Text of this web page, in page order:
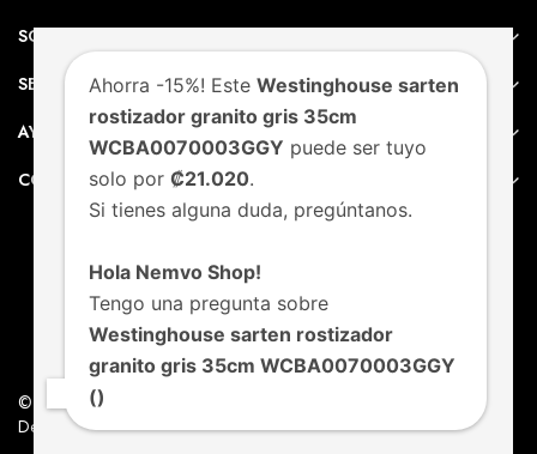
SOBRE NEMVO
SERVICIO AL CLIENTE
AYUDA
CONTACTO
© Nemvo. Todos los derechos Reservados.
Design by Nemvo Agency
Ahorra -15%! Este Westinghouse sarten
rostizador granito gris 35cm
WCBA0070003GGY puede ser tuyo
solo por ₡21.020.
Si tienes alguna duda, pregúntanos.
Hola Nemvo Shop!
Tengo una pregunta sobre
Westinghouse sarten rostizador
granito gris 35cm WCBA0070003GGY
()